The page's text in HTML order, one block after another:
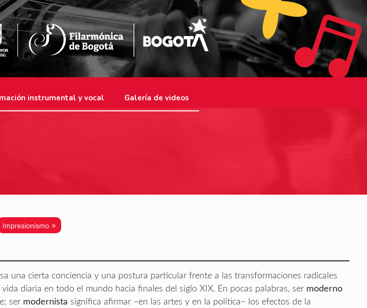
instrumental y vocal Galería de videos
Impresionismo »
una cierta conciencia y una postura particular frente a las transformaciones radicales
diaria en todo el mundo hacia finales del siglo XIX. En pocas palabras, ser moderno
ser modernista significa afirmar –en las artes y en la política– los efectos de la